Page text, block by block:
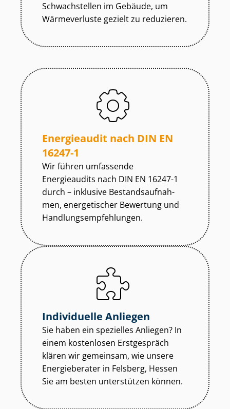
Schwachstellen im Gebäude, um
Wärmeverluste gezielt zu reduzieren.
Energieaudit nach DIN EN
16247-1
Wir führen umfassende
Energieaudits nach DIN EN 16247-1
durch – inklusive Be­stands­auf­nah­
men, energetischer Bewertung und
Hand­lungs­emp­feh­lun­gen.
Individuelle Anliegen
Sie haben ein spezielles Anliegen? In
einem kostenlosen Erstgespräch
klären wir gemeinsam, wie unsere
Energieberater in Felsberg, Hessen
Sie am besten unterstützen können.